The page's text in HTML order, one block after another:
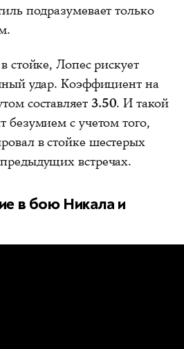
подразумевает только
стойке, Лопес рискует
удар. Коэффициент на
составляет 3.50. И такой
безумием с учетом того,
в стойке шестерых
встречах.
в бою Никала и